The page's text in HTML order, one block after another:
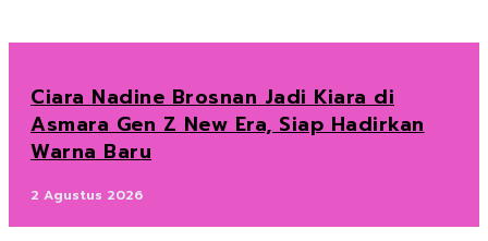
Ciara Nadine Brosnan Jadi Kiara di
Asmara Gen Z New Era, Siap Hadirkan
Warna Baru
2 Agustus 2026